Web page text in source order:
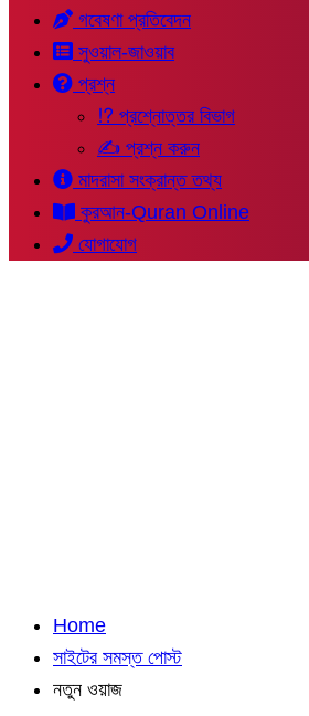
গবেষণা প্রতিবেদন
সুওয়াল-জাওয়াব
প্রশ্ন
⁉ প্রশ্নোত্তর বিভাগ
✍ প্রশ্ন করুন
মাদরাসা সংক্রান্ত তথ্য
কুরআন-Quran Online
যোগাযোগ
Home
সাইটের সমস্ত পোস্ট
নতুন ওয়াজ